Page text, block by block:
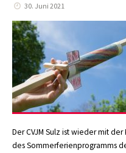
30. Juni 2021
Der CVJM Sulz ist wieder mit
des Sommerferienprogramms